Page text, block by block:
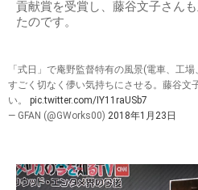
貢献賞を受賞し、藤谷文子さん
たのです。
「式日」で庵野監督特有の風景(電車、工
すごく切なく儚い気持ちにさせる。藤谷文
い。 pic.twitter.com/IY11raUSb7
— GFAN (@GWorks00) 2018年1月23日